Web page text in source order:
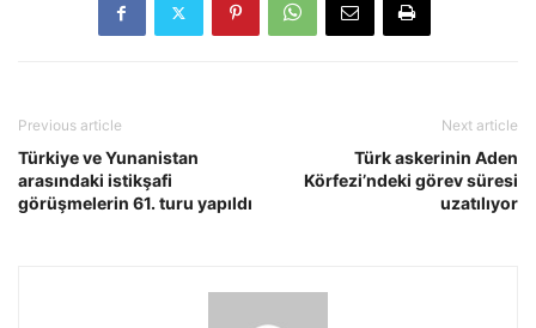
Previous article
Türkiye ve Yunanistan
arasındaki istikşafi
görüşmelerin 61. turu yapıldı
Next article
Türk askerinin Aden
Körfezi’ndeki görev süresi
uzatılıyor